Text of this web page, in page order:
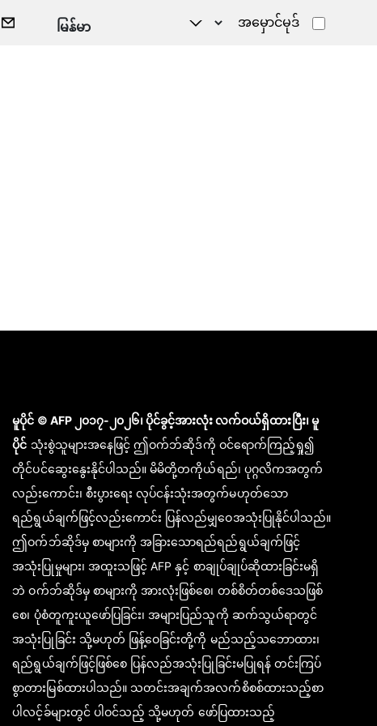
အမှောင်မုဒ်
မူပိုင် © AFP ၂၀၁၇-၂၀၂၆၊ ပိုင်ခွင့်အားလုံး လက်ဝယ်ရှိထားပြီး၊ မူ
ပိုင် သုံးစွဲသူများအနေဖြင့် ဤဝက်ဘ်ဆိုဒ်ကို ဝင်ရောက်ကြည့်ရှု၍
တိုင်ပင်ဆွေးနွေးနိုင်ပါသည်။ မိမိတို့တကိုယ်ရည်၊ ပုဂ္ဂလိကအတွက်
လည်းကောင်း၊ စီးပွားရေး လုပ်ငန်းသုံးအတွက်မဟုတ်သော
ရည်ရွယ်ချက်ဖြင့်လည်းကောင်း ပြန်လည်မျှဝေအသုံးပြုနိုင်ပါသည်။
ဤဝက်ဘ်ဆိုဒ်မှ စာများကို အခြားသောရည်ရည်ရွယ်ချက်ဖြင့်
အသုံးပြုမှုများ၊ အထူးသဖြင့် AFP နှင့် စာချုပ်ချုပ်ဆိုထားခြင်းမရှိ
ဘဲ ဝက်ဘ်ဆိုဒ်မှ စာများကို အားလုံးဖြစ်စေ၊ တစ်စိတ်တစ်ဒေသဖြစ်
စေ၊ ပုံစံတူကူးယူဖော်ပြခြင်း၊ အများပြည်သူကို ဆက်သွယ်ရာတွင်
အသုံးပြုခြင်း သို့မဟုတ် ဖြန့်ဝေခြင်းတို့ကို မည်သည့်သဘောထား၊
ရည်ရွယ်ချက်ဖြင့်ဖြစ်စေ ပြန်လည်အသုံးပြုခြင်းမပြုရန် တင်းကြပ်
စွာတားမြစ်ထားပါသည်။ သတင်းအချက်အလက်စိစစ်ထားသည့်စာ
ပါလင့်ခ်များတွင် ပါဝင်သည့် သို့မဟုတ် ဖော်ပြထားသည့်